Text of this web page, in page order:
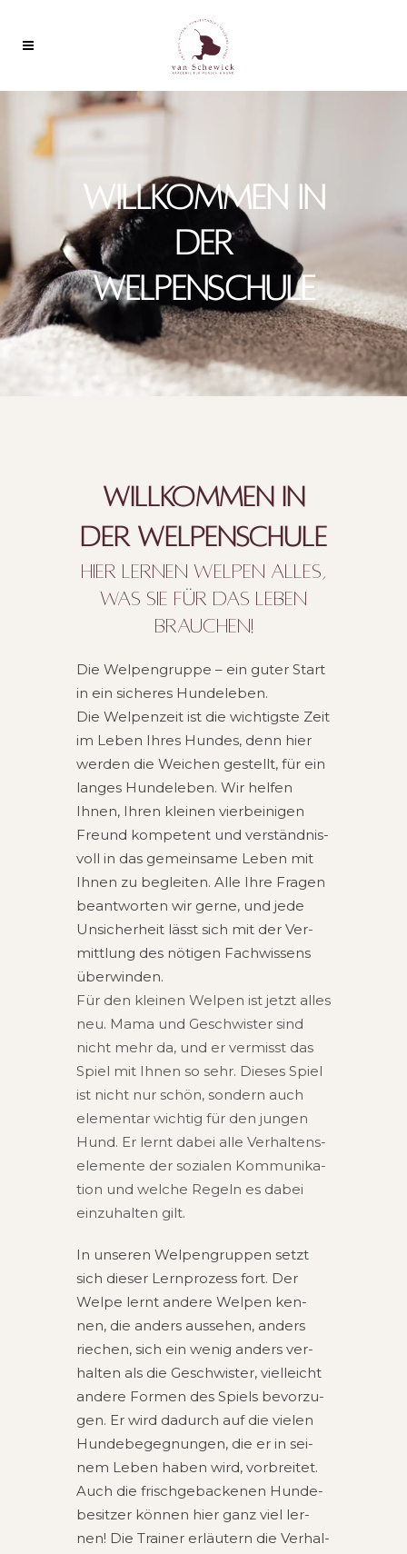
WILL­KOM­MEN IN
DER
WELPENSCHULE
WILL­KOM­MEN IN
DER WELPENSCHULE
HIER LER­NEN WEL­PEN ALLES,
WAS SIE FÜR DAS LEBEN
BRAUCHEN!
Die Wel­pen­grup­pe – ein guter Start
in ein siche­res Hun­de­le­ben.
Die Wel­pen­zeit ist die wich­tigs­te Zeit
im Leben Ihres Hun­des, denn hier
wer­den die Wei­chen gestellt, für ein
lan­ges Hun­de­le­ben. Wir hel­fen
Ihnen, Ihren klei­nen vier­bei­ni­gen
Freund kom­pe­tent und ver­ständ­nis­
voll in das gemein­sa­me Leben mit
Ihnen zu beglei­ten. Alle Ihre Fra­gen
beant­wor­ten wir gerne, und jede
Unsi­cher­heit lässt sich mit der Ver­
mitt­lung des nöti­gen Fach­wis­sens
überwinden.
Für den klei­nen Wel­pen ist jetzt alles
neu. Mama und Geschwis­ter sind
nicht mehr da, und er ver­misst das
Spiel mit Ihnen so sehr. Die­ses Spiel
ist nicht nur schön, son­dern auch
ele­men­tar wich­tig für den jun­gen
Hund. Er lernt dabei alle Ver­hal­tens­
ele­men­te der sozia­len Kom­mu­ni­ka­
ti­on und wel­che Regeln es dabei
ein­zu­hal­ten gilt.
In unse­ren Wel­pen­grup­pen setzt
sich die­ser Lern­pro­zess fort. Der
Welpe lernt ande­re Wel­pen ken­
nen, die anders aus­se­hen, anders
rie­chen, sich ein wenig anders ver­
hal­ten als die Geschwis­ter, viel­leicht
ande­re For­men des Spiels bevor­zu­
gen. Er wird dadurch auf die vie­len
Hun­de­be­geg­nun­gen, die er in sei­
nem Leben haben wird, vor­brei­tet.
Auch die frisch­ge­ba­cke­nen Hun­de­
be­sit­zer kön­nen hier ganz viel ler­
nen! Die Trai­ner erläu­tern die Ver­hal­